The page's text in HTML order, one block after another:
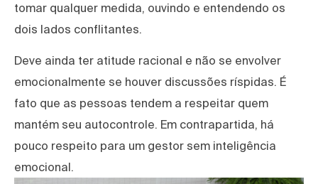
tomar qualquer medida, ouvindo e entendendo os
dois lados conflitantes.
Deve ainda ter atitude racional e não se envolver
emocionalmente se houver discussões ríspidas. É
fato que as pessoas tendem a respeitar quem
mantém seu autocontrole. Em contrapartida, há
pouco respeito para um gestor sem inteligência
emocional.